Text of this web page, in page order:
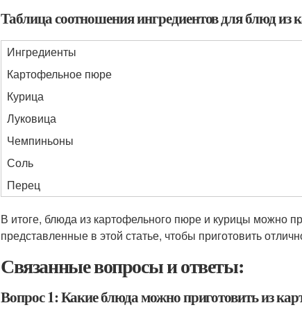
Таблица соотношения ингредиентов для блюд
Ингредиенты
Картофельное пюре
Курица
Луковица
Чемпиньоны
Соль
Перец
В итоге, блюда из картофельного пюре и курицы можно
представленные в этой статье, чтобы приготовить
Связанные вопросы и ответы:
Вопрос 1: Какие блюда можно приготовить из